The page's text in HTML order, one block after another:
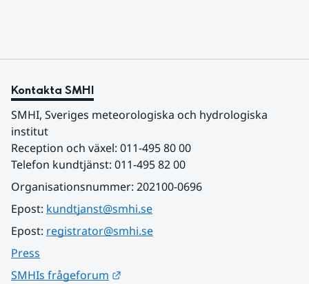
Kontakta SMHI
SMHI, Sveriges meteorologiska och hydrologiska
institut
Reception och växel: 011-495 80 00
Telefon kundtjänst: 011-495 82 00
Organisationsnummer: 202100-0696
Epost: kundtjanst@smhi.se
Epost: registrator@smhi.se
Press
SMHIs frågeforum